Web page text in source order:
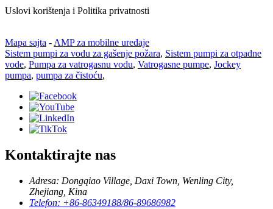
Uslovi korištenja i Politika privatnosti
Mapa sajta - AMP za mobilne uređaje
Sistem pumpi za vodu za gašenje požara, Sistem pumpi za otpadne
vode, Pumpa za vatrogasnu vodu, Vatrogasne pumpe, Jockey
pumpa, pumpa za čistoću,
Kontaktirajte nas
Adresa: Dongqiao Village, Daxi Town, Wenling City,
Zhejiang, Kina
Telefon: +86-86349188/86-89686982